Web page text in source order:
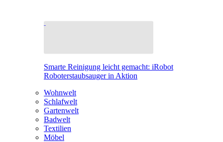
Smarte Reinigung leicht gemacht: iRobot
Roboterstaubsauger in Aktion
Wohnwelt
Schlafwelt
Gartenwelt
Badwelt
Textilien
Möbel